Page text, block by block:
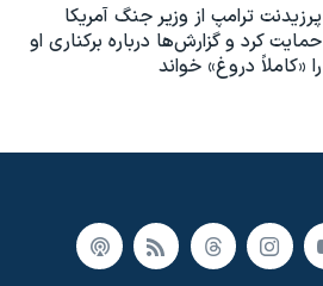
پرزیدنت ترامپ از وزیر جنگ آمریکا
حمایت کرد و گزارش‌ها درباره برکناری او
را «کاملاً دروغ» خواند